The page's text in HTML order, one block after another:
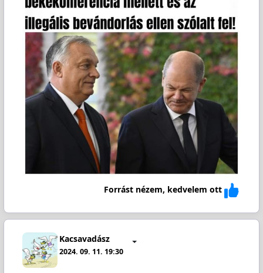
Forrást nézem, kedvelem ott
Kacsavadász
2024. 09. 11. 19:30